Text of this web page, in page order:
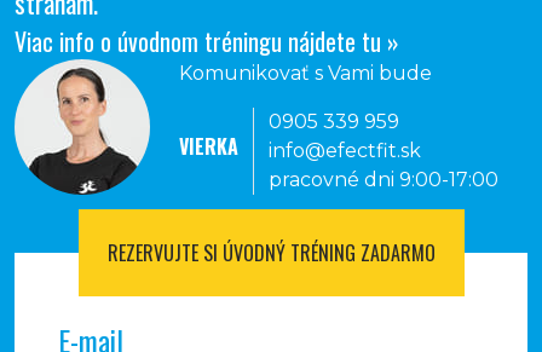
Viac info o úvodnom tréningu nájdete tu »
Komunikovať s Vami bude
VIERKA
0905 339 959
info@efectfit.sk
pracovné dni 9:00-17:00
REZERVUJTE SI ÚVODNÝ TRÉNING ZADARMO